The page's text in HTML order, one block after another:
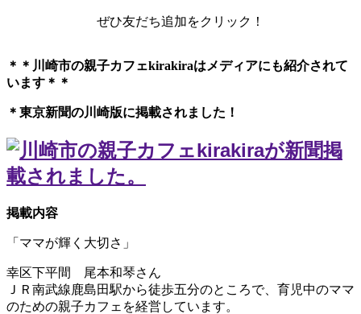
ぜひ友だち追加をクリック！
＊＊川崎市の親子カフェkirakiraは メディアにも紹介されて
います＊＊
＊東京新聞の川崎版に掲載されました！
掲載内容
「ママが輝く大切さ」
幸区下平間 尾本和琴さん
ＪＲ南武線鹿島田駅から徒歩五分のところで、育児中のママ
のための親子カフェを経営しています。